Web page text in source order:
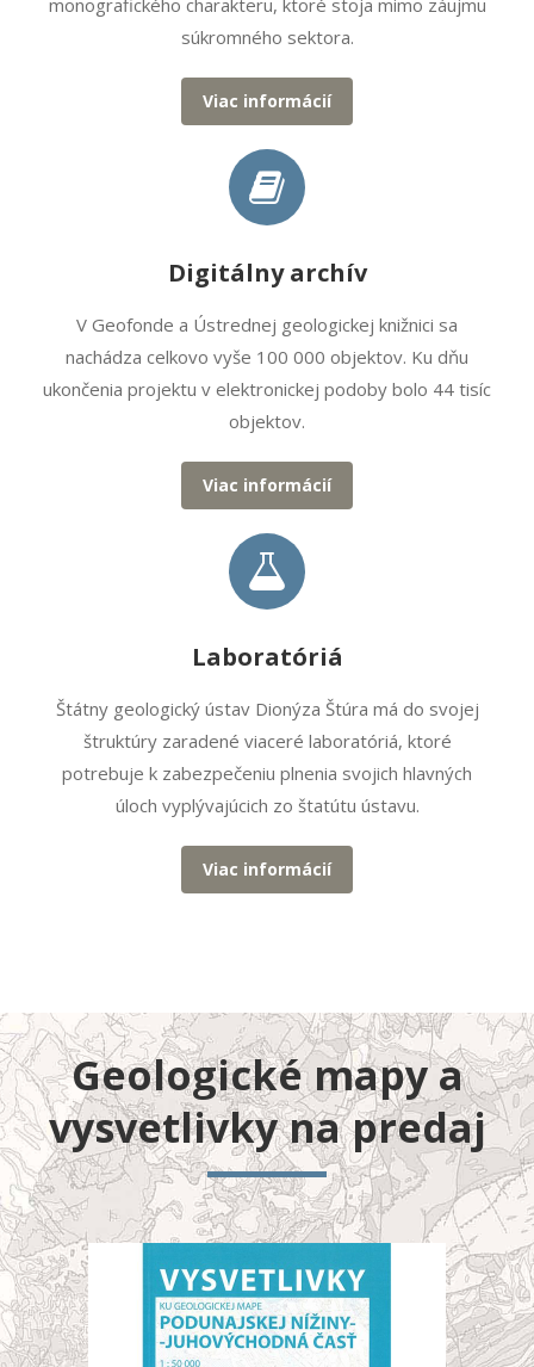
monografického charakteru, ktoré stoja mimo záujmu
súkromného sektora.
Viac informácií
Digitálny archív
V Geofonde a Ústrednej geologickej knižnici sa
nachádza celkovo vyše 100 000 objektov. Ku dňu
ukončenia projektu v elektronickej podoby bolo 44 tisíc
objektov.
Viac informácií
Laboratóriá
Štátny geologický ústav Dionýza Štúra má do svojej
štruktúry zaradené viaceré laboratóriá, ktoré
potrebuje k zabezpečeniu plnenia svojich hlavných
úloch vyplývajúcich zo štatútu ústavu.
Viac informácií
Geologické mapy a
vysvetlivky na predaj